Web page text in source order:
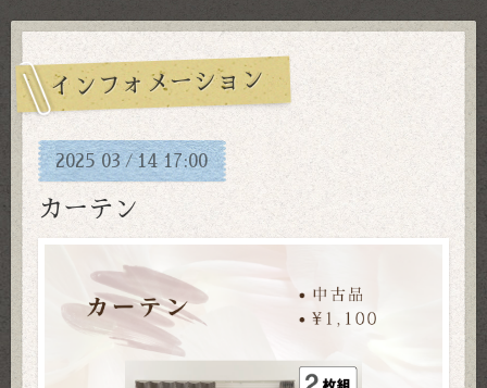
インフォメーション
2025 03 /14 17:00
カーテン